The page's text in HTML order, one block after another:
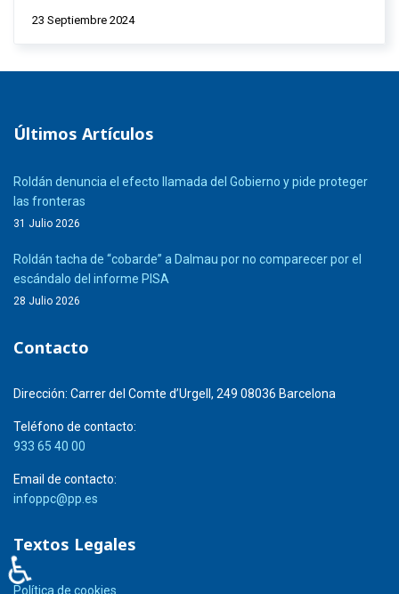
23 Septiembre 2024
Últimos Artículos
Roldán denuncia el efecto llamada del Gobierno y pide proteger
las fronteras
31 Julio 2026
Roldán tacha de “cobarde” a Dalmau por no comparecer por el
escándalo del informe PISA
28 Julio 2026
Contacto
Dirección: Carrer del Comte d’Urgell, 249 08036 Barcelona
Teléfono de contacto:
933 65 40 00
Email de contacto:
infoppc@pp.es
Textos Legales
Política de cookies